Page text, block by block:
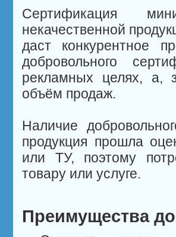
Сертификация
некачественной
даст конкурентное
добровольного
рекламных целях, а,
объём продаж.
Наличие
продукция прошла
или ТУ, поэтому
товару или услуге.
Преимущества